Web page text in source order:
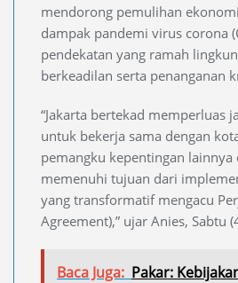
mendorong pemulihan
dampak pandemi virus corona
pendekatan yang ramah
berkeadilan serta penanganan
“Jakarta bertekad memperluas
untuk bekerja sama dengan
pemangku kepentingan lainnya
memenuhi tujuan dari
yang transformatif mengacu
Agreement),” ujar Anies, Sabtu
Baca Juga: Pakar: